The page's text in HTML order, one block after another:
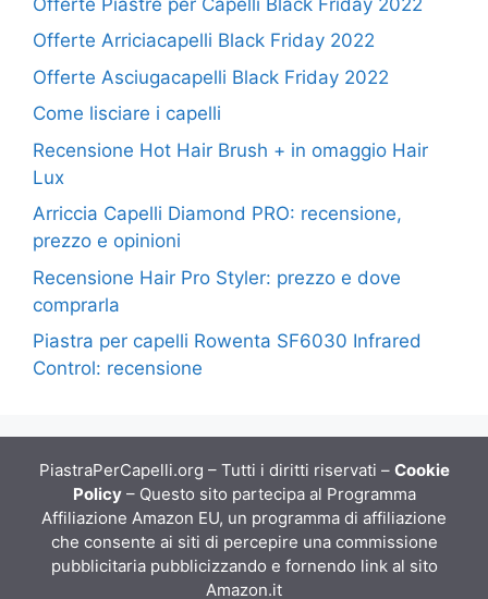
Offerte Arriciacapelli Black Friday 2022
Offerte Asciugacapelli Black Friday 2022
Come lisciare i capelli
Recensione Hot Hair Brush + in omaggio Hair
Lux
Arriccia Capelli Diamond PRO: recensione,
prezzo e opinioni
Recensione Hair Pro Styler: prezzo e dove
comprarla
Piastra per capelli Rowenta SF6030 Infrared
Control: recensione
PiastraPerCapelli.org – Tutti i diritti riservati – Cookie
Policy– Questo sito partecipa al Programma
Affiliazione Amazon EU, un programma di affiliazione
che consente ai siti di percepire una commissione
pubblicitaria pubblicizzando e fornendo link al sito
Amazon.it